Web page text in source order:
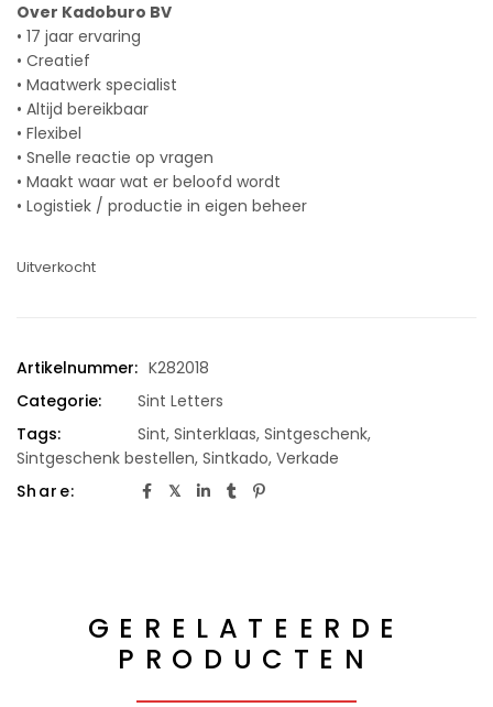
Over Kadoburo BV
• 17 jaar ervaring
• Creatief
• Maatwerk specialist
• Altijd bereikbaar
• Flexibel
• Snelle reactie op vragen
• Maakt waar wat er beloofd wordt
• Logistiek / productie in eigen beheer
Uitverkocht
Artikelnummer: K282018
Categorie:
Sint Letters
Tags:
Sint, Sinterklaas, Sintgeschenk,
Sintgeschenk bestellen, Sintkado, Verkade
Share:
GERELATEERDE
PRODUCTEN